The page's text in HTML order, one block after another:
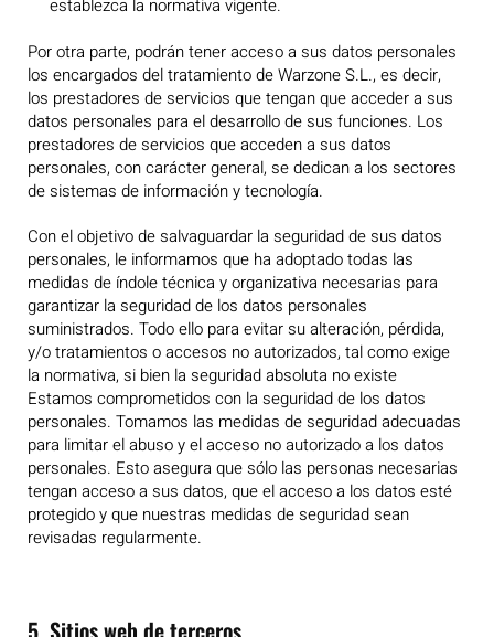
establezca la normativa vigente.
Por otra parte, podrán tener acceso a sus datos personales
los encargados del tratamiento de Warzone S.L., es decir,
los prestadores de servicios que tengan que acceder a sus
datos personales para el desarrollo de sus funciones. Los
prestadores de servicios que acceden a sus datos
personales, con carácter general, se dedican a los sectores
de sistemas de información y tecnología.
Con el objetivo de salvaguardar la seguridad de sus datos
personales, le informamos que ha adoptado todas las
medidas de índole técnica y organizativa necesarias para
garantizar la seguridad de los datos personales
suministrados. Todo ello para evitar su alteración, pérdida,
y/o tratamientos o accesos no autorizados, tal como exige
la normativa, si bien la seguridad absoluta no existe
Estamos comprometidos con la seguridad de los datos
personales. Tomamos las medidas de seguridad adecuadas
para limitar el abuso y el acceso no autorizado a los datos
personales. Esto asegura que sólo las personas necesarias
tengan acceso a sus datos, que el acceso a los datos esté
protegido y que nuestras medidas de seguridad sean
revisadas regularmente.
5. Sitios web de terceros